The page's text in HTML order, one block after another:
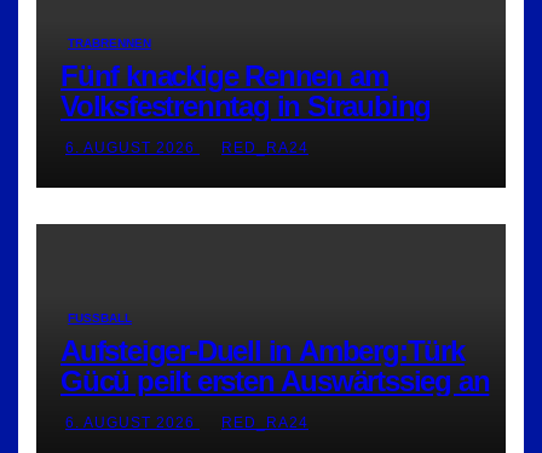
TRABRENNEN
Fünf knackige Rennen am
Volksfestrenntag in Straubing
6. AUGUST 2026 RED_RA24
FUSSBALL
Aufsteiger-Duell in Amberg:Türk
Gücü peilt ersten Auswärtssieg an
6. AUGUST 2026 RED_RA24